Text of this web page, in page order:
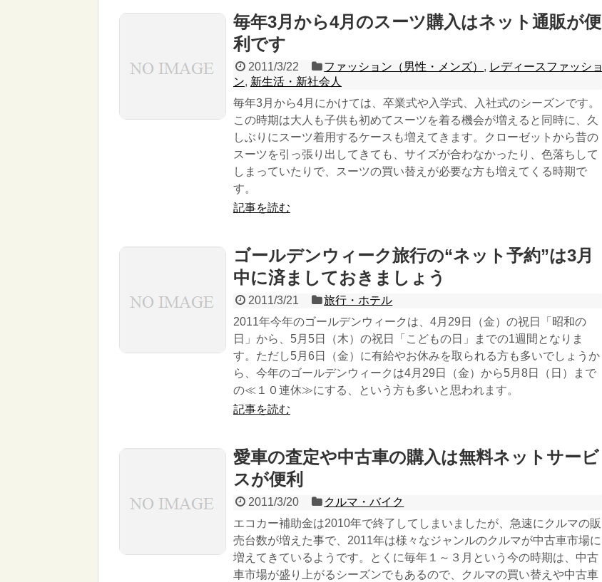
毎年3月から4月のスーツ購入はネット通販が便
利です
2011/3/22 ファッション（男性・メンズ） , レディースファッショ
ン, 新生活・新社会人
毎年3月から4月にかけては、卒業式や入学式、入社式のシーズンです。
この時期は大人も子供も初めてスーツを着る機会が増えると同時に、久
しぶりにスーツ着用するケースも増えてきます。クローゼットから昔の
スーツを引っ張り出してきても、サイズが合わなかったり、色落ちして
しまっていたりで、スーツの買い替えが必要な方も増えてくる時期で
す。
記事を読む
ゴールデンウィーク旅行の“ネット予約”は3月
中に済ましておきましょう
2011/3/21
旅行・ホテル
2011年今年のゴールデンウィークは、4月29日（金）の祝日「昭和の
日」から、5月5日（木）の祝日「こどもの日」までの1週間となりま
す。ただし5月6日（金）に有給やお休みを取られる方も多いでしょうか
ら、今年のゴールデンウィークは4月29日（金）から5月8日（日）まで
の≪１０連休≫にする、という方も多いと思われます。
記事を読む
愛車の査定や中古車の購入は無料ネットサービ
スが便利
2011/3/20
クルマ・バイク
エコカー補助金は2010年で終了してしまいましたが、急速にクルマの販
売台数が増えた事で、2011年は様々なジャンルのクルマが中古車市場に
増えてきているようです。とくに毎年１～３月という今の時期は、中古
車市場が盛り上がるシーズンでもあるので、クルマの買い替えや中古車